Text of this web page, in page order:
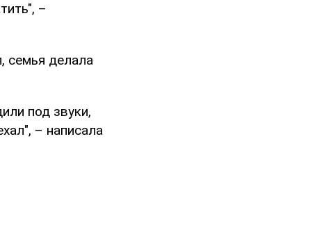
–
семья делала
под звуки,
– написала